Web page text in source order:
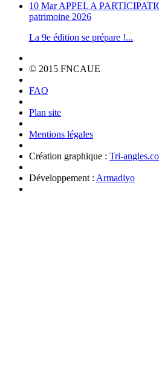
10 Mar APPEL A
patrimoine 2026
La 9e édition se prépare !...
© 2015 FNCAUE
FAQ
Plan site
Mentions légales
Création graphique : Tri-
Développement : Armadiyo